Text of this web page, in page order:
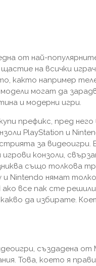
от най-
на всички
както например
могат да
и модерни игри.
префикс, пред
PlayStation и
за видеоигри.
конзоли,
също толкова
и Nintendo нямат
все пак сте
да избирате.
създадена
Това, което я